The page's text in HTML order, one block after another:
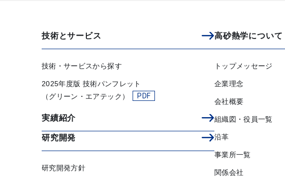
技術とサービス
技術・サービスから探す
2025年度版 技術パンフレット
（グリーン・エアテック）
実績紹介
研究開発
研究開発方針
高砂熱学について
トップメッセージ
企業理念
会社概要
組織図・役員一覧
沿革
事業所一覧
関係会社